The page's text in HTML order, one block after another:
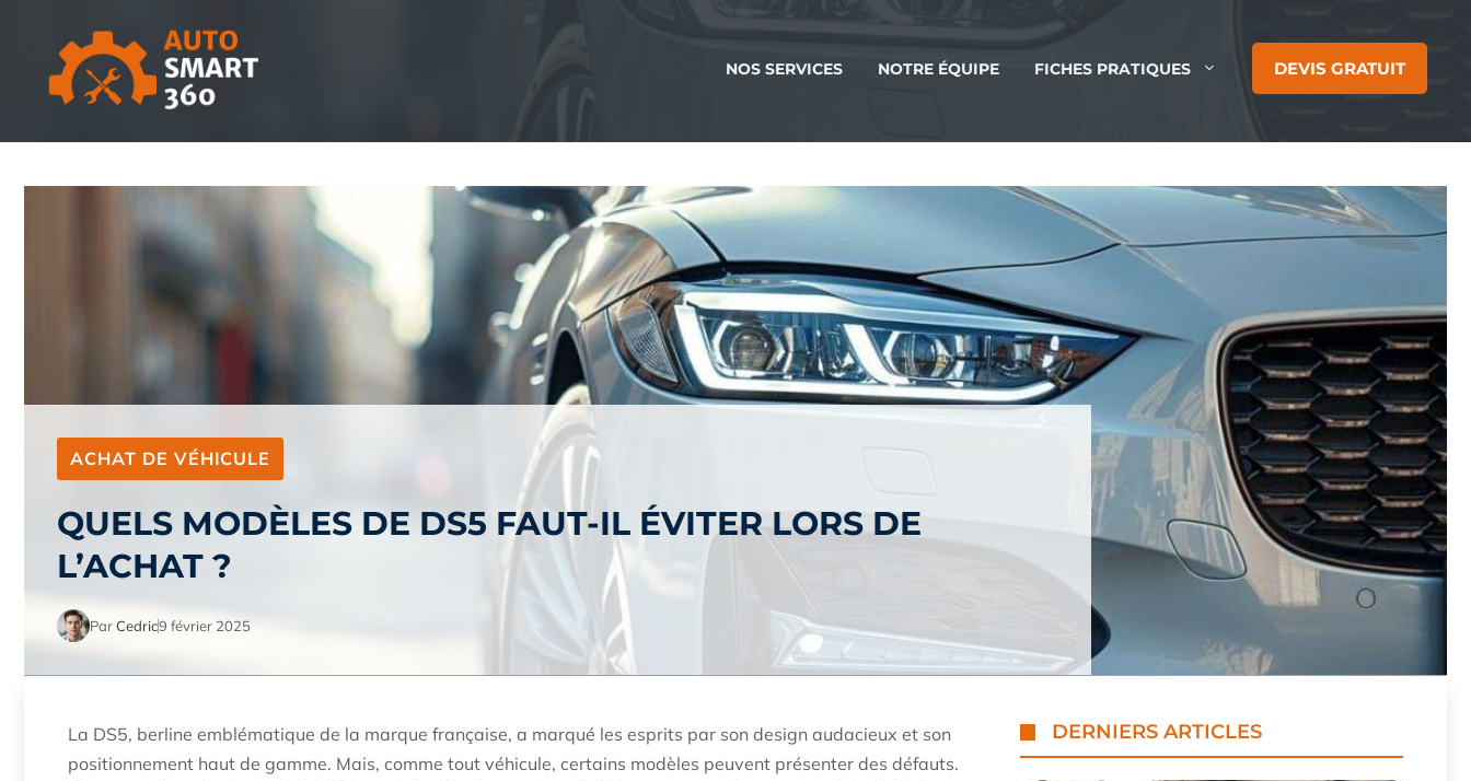
contenu
NOS SERVICES NOTRE ÉQUIPE FICHES PRATIQUES DEVIS GRATUIT
ACHAT DE VÉHICULE
QUELS MODÈLES DE DS5 FAUT-IL ÉVITER LORS DE
L’ACHAT ?
ParCedric9 février 2025
La DS5, berline emblématique de la marque française, a marqué les esprits par son design audacieux et son
positionnement haut de gamme. Mais, comme tout véhicule, certains modèles peuvent présenter des défauts.
DERNIERS ARTICLES